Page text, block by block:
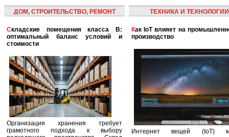
ДОМ, СТРОИТЕЛЬСТВО, РЕМОНТ
Складские помещения класса B:
оптимальный баланс условий и
стоимости
Организация хранения требует
грамотного подхода к выбору
ТЕХНИКА И ТЕХНОЛОГИИ
Как IoT влияет на промышленность и
производство
Интернет вещей (IoT)